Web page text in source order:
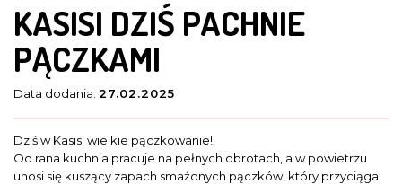
KASISI DZIŚ PACHNIE
PĄCZKAMI
Data dodania: 27.02.2025
Dziś w Kasisi wielkie pączkowanie!
Od rana kuchnia pracuje na pełnych obrotach, a w powietrzu
unosi się kuszący zapach smażonych pączków, który przyciąga